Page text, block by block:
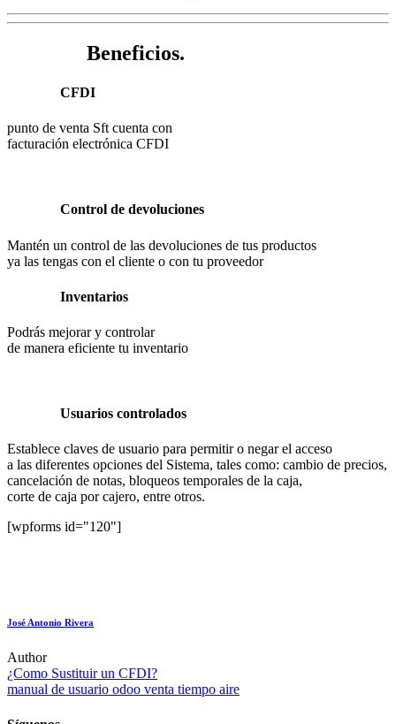
Beneficios.
CFDI
punto de venta Sft cuenta con
facturación electrónica CFDI
Control de devoluciones
Mantén un control de las devoluciones de tus productos
ya las tengas con el cliente o con tu proveedor
Inventarios
Podrás mejorar y controlar
de manera eficiente tu inventario
Usuarios controlados
Establece claves de usuario para permitir o negar el acceso
a las diferentes opciones del Sistema, tales como: cambio de precios,
cancelación de notas, bloqueos temporales de la caja,
corte de caja por cajero, entre otros.
[wpforms id="120"]
José Antonio Rivera
Author
Navegación
de
¿Como Sustituir un CFDI?
manual de usuario odoo venta tiempo aire